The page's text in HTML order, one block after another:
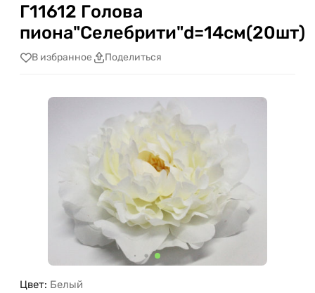
Г11612 Голова
пиона"Селебрити"d=14см(20шт)
В избранное Поделиться
Цвет: Белый